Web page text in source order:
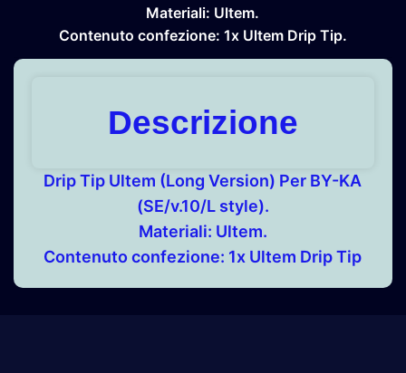
Materiali: Ultem.
Contenuto confezione: 1x Ultem Drip Tip.
Descrizione
Drip Tip Ultem (Long Version) Per BY-KA
(SE/v.10/L style).
Materiali: Ultem.
Contenuto confezione: 1x Ultem Drip Tip